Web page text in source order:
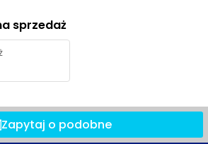
sprzedaż
Zapytaj o podobne